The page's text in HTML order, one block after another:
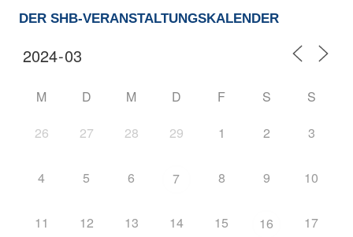
DER SHB-VERANSTALTUNGSKALENDER
M D M D F S S
26 27 28 29 1 2 3
4 5 6 7 8 9 10
11 12 13 14 15 16 17